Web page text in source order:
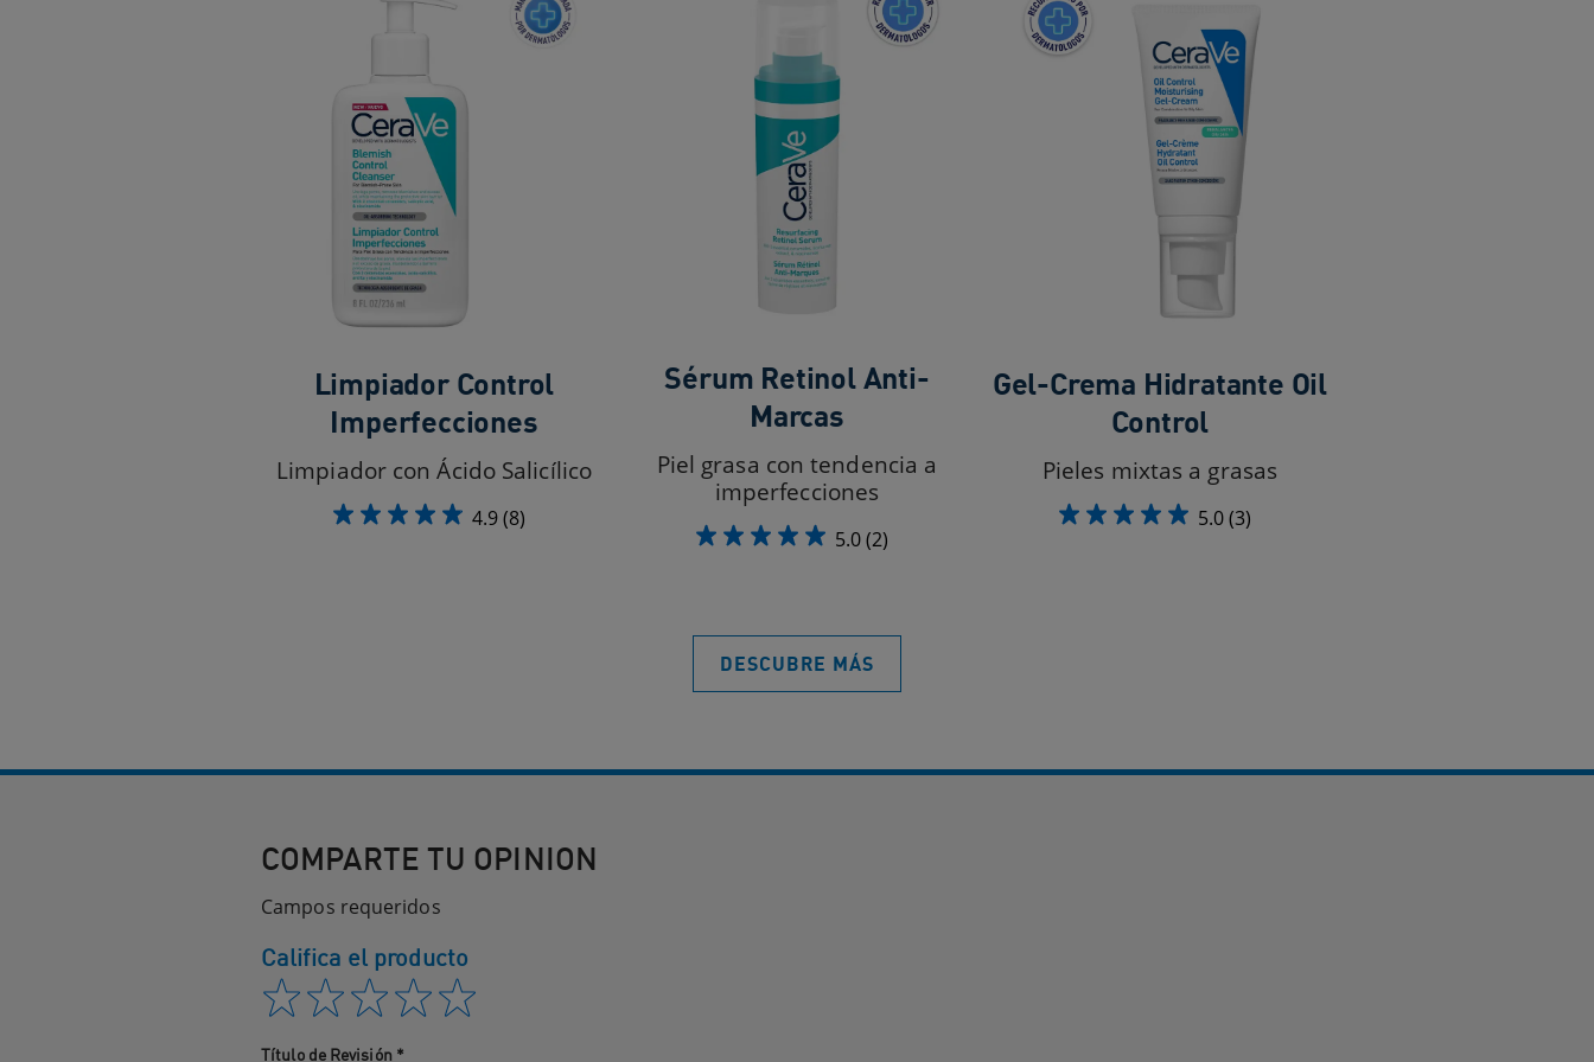
Limpiador Control
Imperfecciones
Limpiador con Ácido Salicílico
4.9(8)
Sérum Retinol Anti-
Marcas
Piel grasa con tendencia a
imperfecciones​
5.0(2)
Gel-Crema Hidratante Oil
Control
Pieles mixtas a grasas
5.0(3)
DESCUBRE MÁS
COMPARTE TU OPINION
Campos requeridos
Califica el producto
Título de Revisión *